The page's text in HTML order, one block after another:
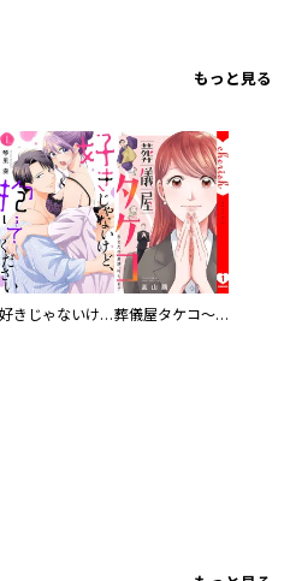
もっと見る
好きじゃないけど、抱いてください【電子単行本版／特典おまけ付き】 葬儀屋タケコ～あなたの最期、叶えます【電子単行本版】